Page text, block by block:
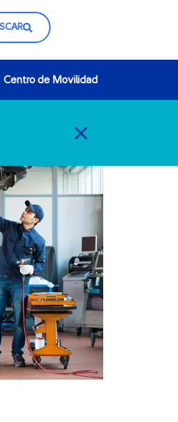
Centro de Movilidad
Banner Beneficios – Copy
Banner Beneficios
10 cosas que debes revisar en
tu auto antes de carnavales
Centro de Movilidad